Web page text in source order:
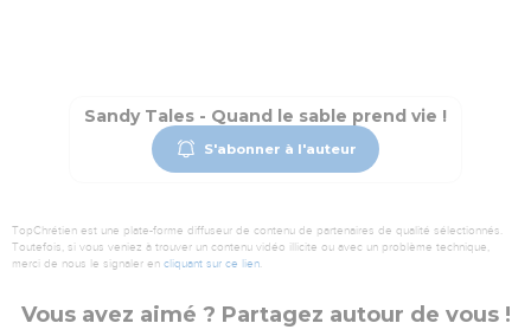
Sandy Tales - Quand le sable prend vie !
S'abonner à l'auteur
TopChrétien est une plate-forme diffuseur de contenu de partenaires de qualité sélectionnés.
Toutefois, si vous veniez à trouver un contenu vidéo illicite ou avec un problème technique,
merci de nous le signaler en cliquant sur ce lien.
Vous avez aimé ? Partagez autour de vous !